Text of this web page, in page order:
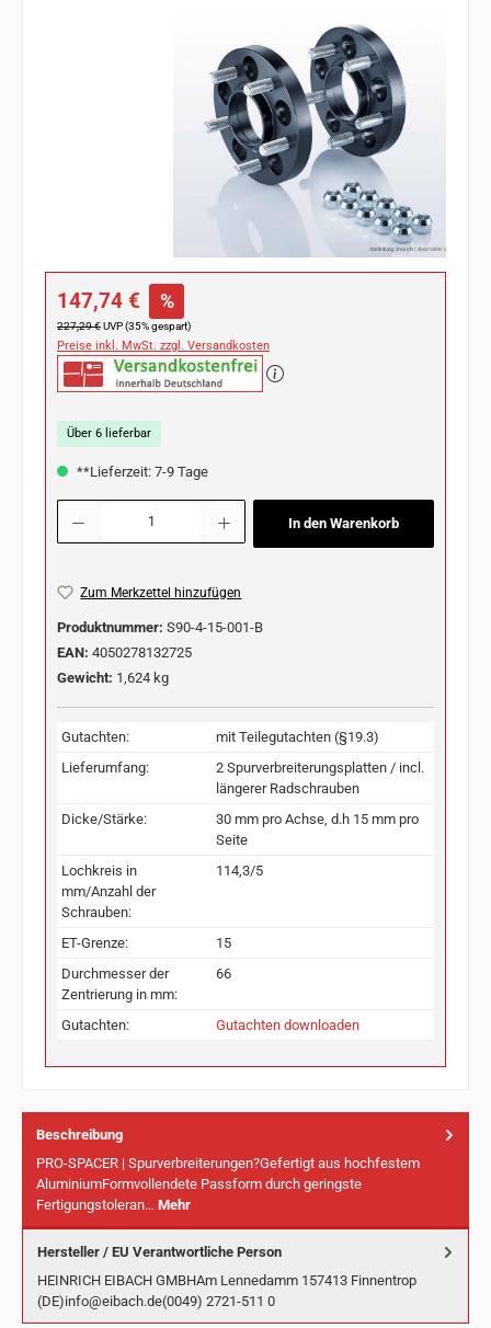
Verkaufspreis:
147,74 € %
Regulärer Preis:
227,29 €UVP (35% gespart)
Preise inkl. MwSt. zzgl. Versandkosten
Über 6 lieferbar
**Lieferzeit: 7-9 Tage
Produkt Anzahl: Gib den gewünschten Wert ein oder benutze die Schaltflächen
In den Warenkorb
Zum Merkzettel hinzufügen
Produktnummer: S90-4-15-001-B
EAN: 4050278132725
Gewicht: 1,624 kg
Gutachten:
mit Teilegutachten (§19.3)
Lieferumfang:
2 Spurverbreiterungsplatten / incl.
längerer Radschrauben
Dicke/Stärke:
30 mm pro Achse, d.h 15 mm pro
Seite
Lochkreis in
mm/Anzahl der
Schrauben:
114,3/5
ET-Grenze:
15
Durchmesser der
Zentrierung in mm:
66
Gutachten: Gutachten downloaden
Beschreibung
PRO-SPACER | Spurverbreiterungen?Gefertigt aus hochfestem
AluminiumFormvollendete Passform durch geringste
Fertigungstoleran… Mehr
Hersteller / EU Verantwortliche Person
HEINRICH EIBACH GMBHAm Lennedamm 157413 Finnentrop
(DE)info@eibach.de(0049) 2721-511 0